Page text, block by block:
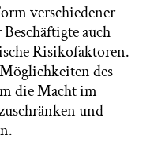
verschiedener
auch
Risikofaktoren.
des
die Macht im
und